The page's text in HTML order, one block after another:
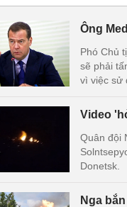
Ông
Phó Chủ
sẽ phải
vì việc sử
Video
Quân đội
Donetsk.
Nga